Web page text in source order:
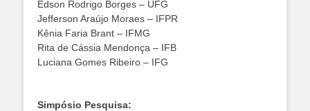
Edson Rodrigo Borges – UFG
Jefferson Araújo Moraes – IFPR
Kênia Faria Brant – IFMG
Rita de Cássia Mendonça – IFB
Luciana Gomes Ribeiro – IFG
Simpósio Pesquisa: